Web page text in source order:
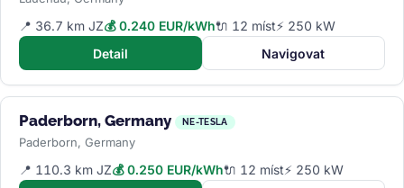
📍 36.7 km JZ💰 0.240 EUR/kWh🔌 12 míst⚡ 250 kW
Detail
Navigovat
Paderborn, Germany NE-TESLA
Paderborn, Germany
📍 110.3 km JZ💰 0.250 EUR/kWh🔌 12 míst⚡ 250 kW